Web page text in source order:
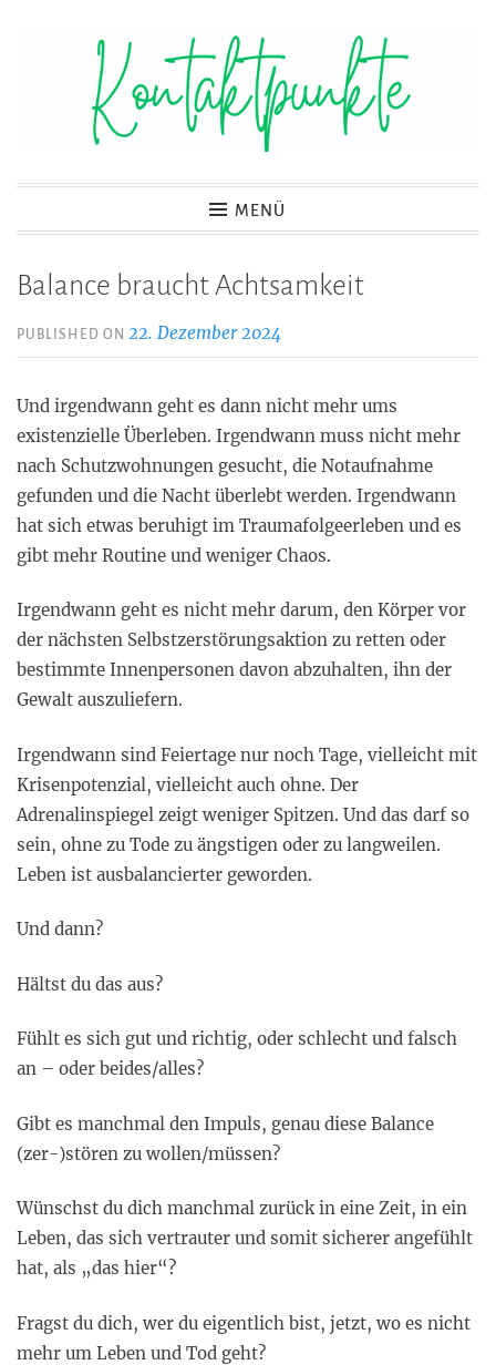
Kontaktpunkte
MENÜ
Balance braucht Achtsamkeit
PUBLISHED ON 22. Dezember 2024
Und irgendwann geht es dann nicht mehr ums
existenzielle Überleben. Irgendwann muss nicht mehr
nach Schutzwohnungen gesucht, die Notaufnahme
gefunden und die Nacht überlebt werden. Irgendwann
hat sich etwas beruhigt im Traumafolgeerleben und es
gibt mehr Routine und weniger Chaos.
Irgendwann geht es nicht mehr darum, den Körper vor
der nächsten Selbstzerstörungsaktion zu retten oder
bestimmte Innenpersonen davon abzuhalten, ihn der
Gewalt auszuliefern.
Irgendwann sind Feiertage nur noch Tage, vielleicht mit
Krisenpotenzial, vielleicht auch ohne. Der
Adrenalinspiegel zeigt weniger Spitzen. Und das darf so
sein, ohne zu Tode zu ängstigen oder zu langweilen.
Leben ist ausbalancierter geworden.
Und dann?
Hältst du das aus?
Fühlt es sich gut und richtig, oder schlecht und falsch
an – oder beides/alles?
Gibt es manchmal den Impuls, genau diese Balance
(zer-)stören zu wollen/müssen?
Wünschst du dich manchmal zurück in eine Zeit, in ein
Leben, das sich vertrauter und somit sicherer angefühlt
hat, als „das hier“?
Fragst du dich, wer du eigentlich bist, jetzt, wo es nicht
mehr um Leben und Tod geht?